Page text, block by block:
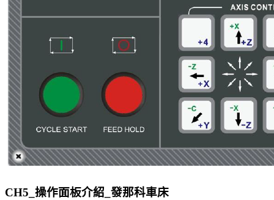
CH5_操作面板介紹_發那科車床